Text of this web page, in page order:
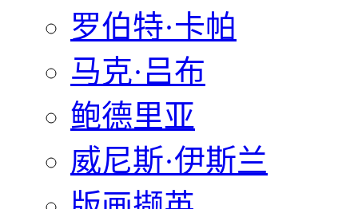
罗伯特·卡帕
马克·吕布
鲍德里亚
威尼斯·伊斯兰